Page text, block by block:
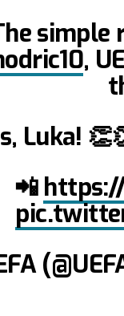
simple
,
Luka!
📲